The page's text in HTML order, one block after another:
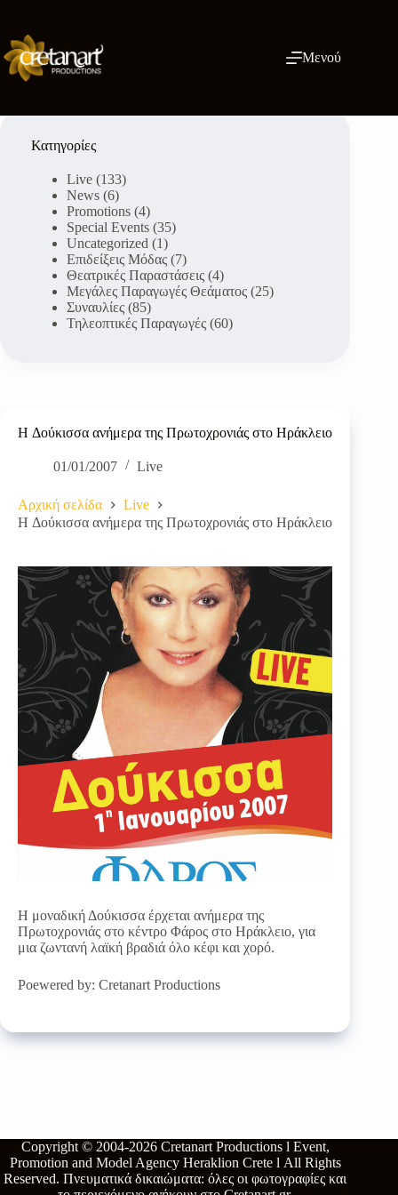
περιεχόμενο
Μενού
H Δούκισσα ανήμερα της Πρωτοχρονιάς στο Ηράκλειο
01/01/2007 Live
Αρχική σελίδα
Live
H Δούκισσα ανήμερα της Πρωτοχρονιάς στο Ηράκλειο
Η μοναδική Δούκισσα έρχεται ανήμερα της
Πρωτοχρονιάς στο κέντρο Φάρος στο Ηράκλειο, για
μια ζωντανή λαϊκή βραδιά όλο κέφι και χορό.
Poewered by: Cretanart Productions
Κατηγορίες
Live (133)
News (6)
Promotions (4)
Special Events (35)
Uncategorized (1)
Επιδείξεις Μόδας (7)
Θεατρικές Παραστάσεις (4)
Μεγάλες Παραγωγές Θεάματος (25)
Συναυλίες (85)
Τηλεοπτικές Παραγωγές (60)
Copyright © 2004-2026 Cretanart Productions l Event,
Promotion and Model Agency Heraklion Crete l All Rights
Reserved.Πνευματικά δικαιώματα: όλες οι φωτογραφίες και